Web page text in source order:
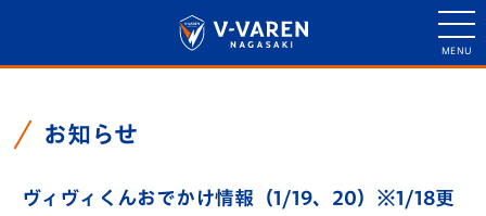
お知らせ
ヴィヴィくんおでかけ情報（1/19、20）※1/18更